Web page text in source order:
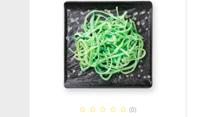
(0)